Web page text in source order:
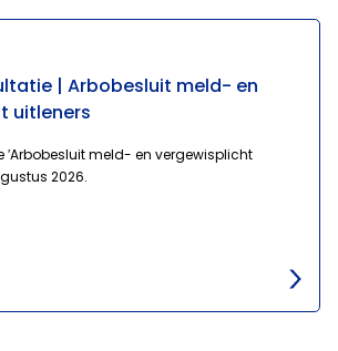
| Arbobesluit meld- en
uitleners
′Arbobesluit meld- en vergewisplicht
2026.